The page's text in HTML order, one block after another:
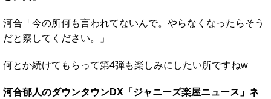
河合「今の所何も言われてないんで。やらなくなったらそう
だと察してください。」
何とか続けてもらって第4弾も楽しみにしたい所ですねw
河合郁人のダウンタウンDX「ジャニーズ楽屋ニュース」ネ